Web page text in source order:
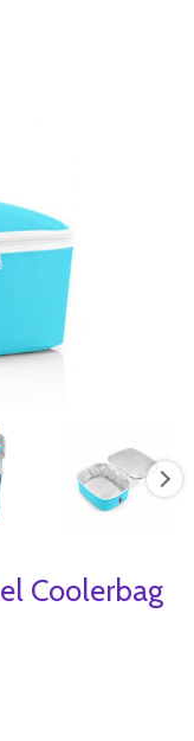
Coolerbag